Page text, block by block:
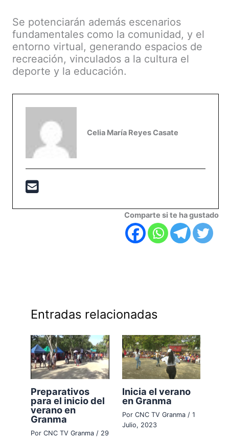
Se potenciarán además escenarios
fundamentales como la comunidad, y el
entorno virtual, generando espacios de
recreación, vinculados a la cultura el
deporte y la educación.
Celia María Reyes Casate
Comparte si te ha gustado
Entradas relacionadas
Preparativos
para el inicio del
verano en
Granma
PorCNC TV Granma/ 29
Inicia el verano
en Granma
Por CNC TV Granma / 1
Julio, 2023